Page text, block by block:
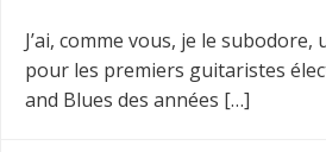
J’ai, comme vous, je le
pour les premiers guitaristes
and Blues des années […]